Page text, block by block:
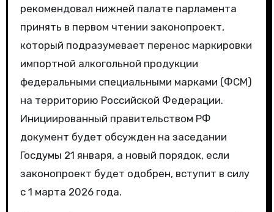
рекомендовал нижней палате парламента
принять в первом чтении законопроект,
который подразумевает перенос маркировки
импортной алкогольной продукции
федеральными специальными марками (ФСМ)
на территорию Российской Федерации.
Инициированный правительством РФ
документ будет обсужден на заседании
Госдумы 21 января, а новый порядок, если
законопроект будет одобрен, вступит в силу
с 1 марта 2026 года.